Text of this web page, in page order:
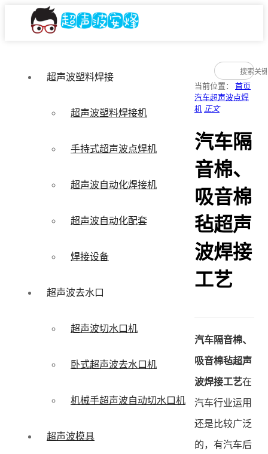
超声波塑料焊接
超声波塑料焊接机
手持式超声波点焊机
超声波自动化焊接机
超声波自动化配套
焊接设备
超声波去水口
超声波切水口机
卧式超声波去水口机
机械手超声波自动切水口机
超声波模具
当前位置： 首页
汽车超声波点焊
机 正文
汽车隔
音棉、
吸音棉
毡超声
波焊接
工艺
汽车隔音棉、
吸音棉毡超声
波焊接工艺在
汽车行业运用
还是比较广泛
的，有汽车后